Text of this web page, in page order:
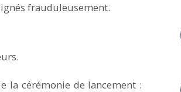
frauduleusement.
la cérémonie de lancement :